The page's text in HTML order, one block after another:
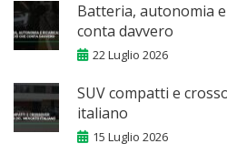
Batteria, autonomia
conta davvero
22 Luglio 2026
SUV compatti e
italiano
15 Luglio 2026